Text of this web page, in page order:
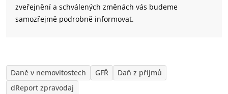
zveřejnění a schválených změnách vás budeme
samozřejmě podrobně informovat.
Daně v nemovitostech GFŘ
Daň z příjmů
dReport zpravodaj